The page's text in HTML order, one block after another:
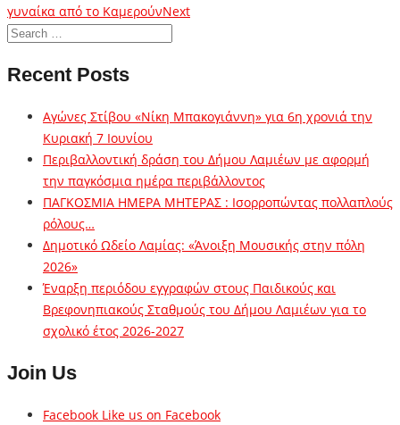
γυναίκα από το ΚαμερούνNext
Recent Posts
Αγώνες Στίβου «Νίκη Μπακογιάννη» για 6η χρονιά την
Κυριακή 7 Ιουνίου
Περιβαλλοντική δράση του Δήμου Λαμιέων με αφορμή
την παγκόσμια ημέρα περιβάλλοντος
ΠΑΓΚΟΣΜΙΑ ΗΜΕΡΑ ΜΗΤΕΡΑΣ : Ισορροπώντας πολλαπλούς
ρόλους…
Δημοτικό Ωδείο Λαμίας: «Άνοιξη Μουσικής στην πόλη
2026»
Έναρξη περιόδου εγγραφών στους Παιδικούς και
Βρεφονηπιακούς Σταθμούς του Δήμου Λαμιέων για το
σχολικό έτος 2026-2027
Join Us
Facebook Like us on Facebook